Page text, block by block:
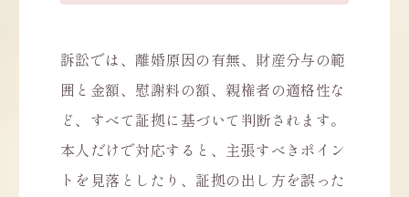
訴訟では、離婚原因の有無、財産分与の範
囲と金額、慰謝料の額、親権者の適格性な
ど、すべて証拠に基づいて判断されます。
本人だけで対応すると、主張すべきポイン
トを見落としたり、証拠の出し方を誤った